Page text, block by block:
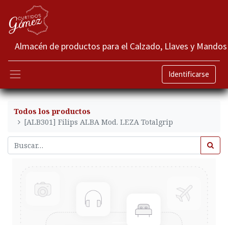
Almacén de productos para el Calzado, Llaves y Mandos
Identificarse
Todos los productos
[ALB301] Filips ALBA Mod. LEZA Totalgrip